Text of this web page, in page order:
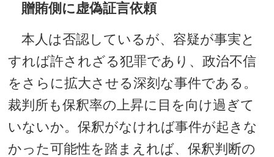
贈賄側に虚偽証言依頼
本人は否認しているが、容疑が事実と
すれば許されざる犯罪であり、政治不信
をさらに拡大させる深刻な事件である。
裁判所も保釈率の上昇に目を向け過ぎて
いないか。保釈がなければ事件が起きな
かった可能性を踏まえれば、保釈判断の